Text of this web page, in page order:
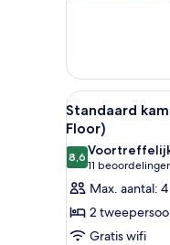
1
kingsize
bed,
uitzicht
op
stad
Alle
foto's
voor
Standaard
kamer,
2
6
Standaard
Floor)
8,68,6 van 10
11
(11
Max. aantal: 4
2
Gratis wifi